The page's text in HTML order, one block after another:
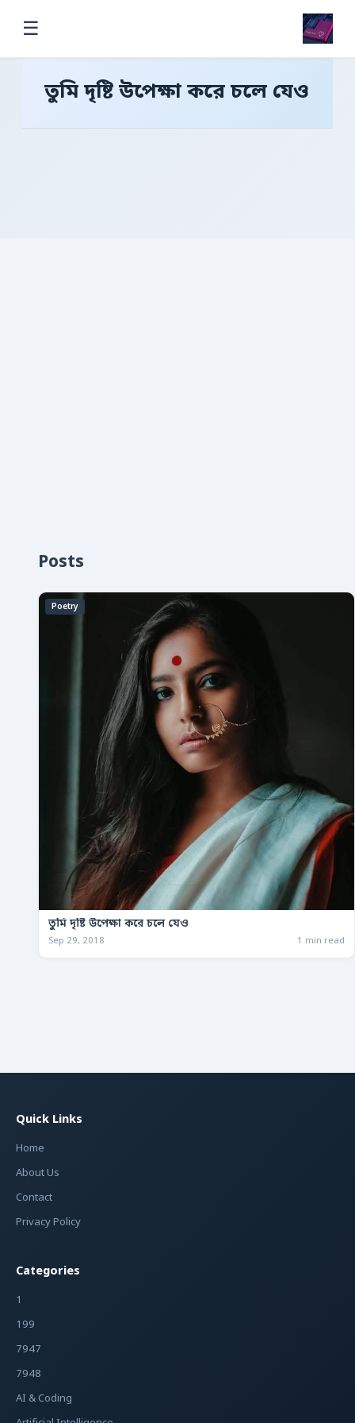
☰
তুমি দৃষ্টি উপেক্ষা করে চলে যেও
Posts
Poetry
তুমি দৃষ্টি উপেক্ষা করে চলে যেও
Sep 29, 2018 1 min read
Quick Links
Home
About Us
Contact
Privacy Policy
Categories
1
199
7947
7948
AI & Coding